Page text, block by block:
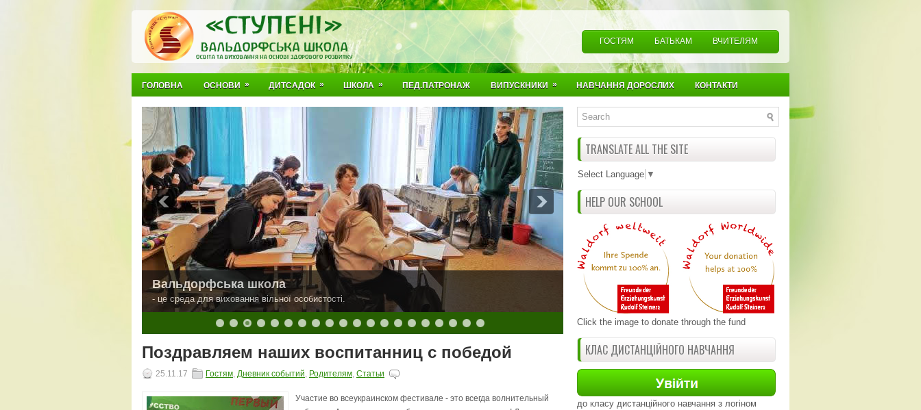
ГОСТЯМ БАТЬКАМ ВЧИТЕЛЯМ
ГОЛОВНА ОСНОВИ » ДИТСАДОК » ШКОЛА » ПЕД.ПАТРОНАЖ ВИПУСКНИКИ » НАВЧАННЯ ДОРОСЛИХ КОНТАКТИ
Вальдорфська школа
- це среда для виховання вільної особистості.
Поздравляем наших воспитанниц с победой
25.11.17 Гостям, Дневник событий, Родителям, Статьи
Участие во всеукраинском фестивале - это всегда волнительный
TRANSLATE ALL THE SITE
Select Language ▼
HELP OUR SCHOOL
Click the image to donate through the fund
КЛАС ДИСТАНЦІЙНОГО НАВЧАННЯ
до класу дистанційного навчання з логіном